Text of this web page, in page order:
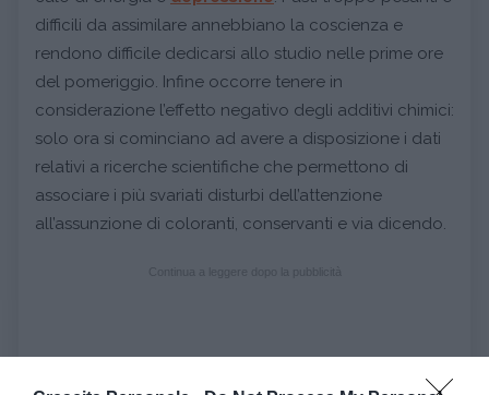
difficili da assimilare annebbiano la coscienza e
rendono difficile dedicarsi allo studio nelle prime ore
del pomeriggio. Infine occorre tenere in
considerazione l’effetto negativo degli additivi chimici:
solo ora si cominciano ad avere a disposizione i dati
relativi a ricerche scientifiche che permettono di
associare i più svariati disturbi dell’attenzione
all’assunzione di coloranti, conservanti e via dicendo.